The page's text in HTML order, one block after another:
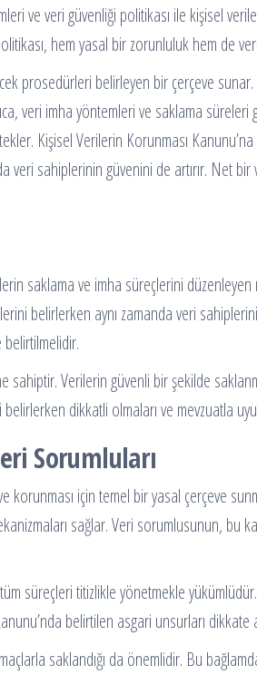
ve veri güvenliği politikası ile kişisel
hem yasal bir zorunluluk hem de
prosedürleri belirleyen bir çerçeve
veri imha yöntemleri ve saklama süreleri
Kişisel Verilerin Korunması Kanunu’na
sahiplerinin güvenini de artırır. Net bir
saklama ve imha süreçlerini
belirlerken aynı zamanda veri
belirtilmelidir.
Verilerin güvenli bir şekilde
dikkatli olmaları ve mevzuatla
Sorumluları
için temel bir yasal çerçeve
sağlar. Veri sorumlusunun, bu
süreçleri titizlikle yönetmekle
belirtilen asgari unsurları dikkate
saklandığı da önemlidir. Bu